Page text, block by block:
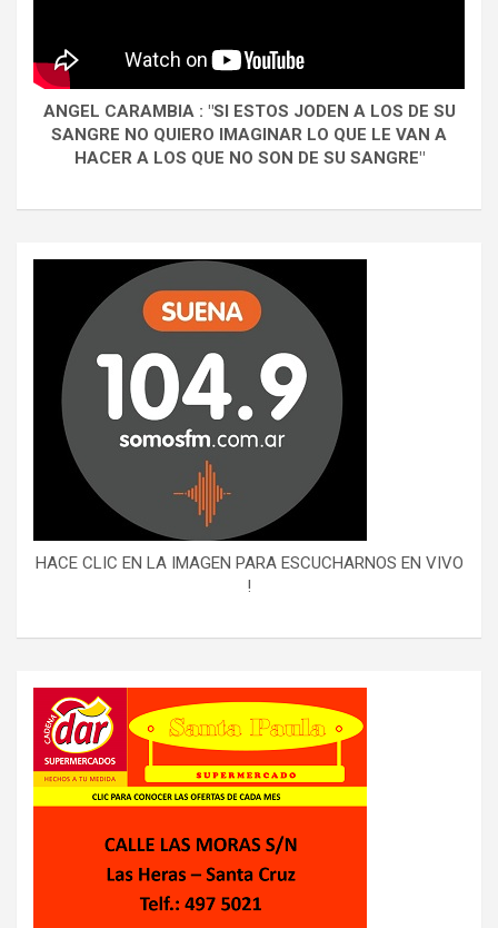
ANGEL CARAMBIA : "SI ESTOS JODEN A LOS DE SU
SANGRE NO QUIERO IMAGINAR LO QUE LE VAN A
HACER A LOS QUE NO SON DE SU SANGRE"
HACE CLIC EN LA IMAGEN PARA ESCUCHARNOS EN VIVO
!